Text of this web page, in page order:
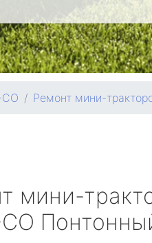
Ремонт мини-
мини-